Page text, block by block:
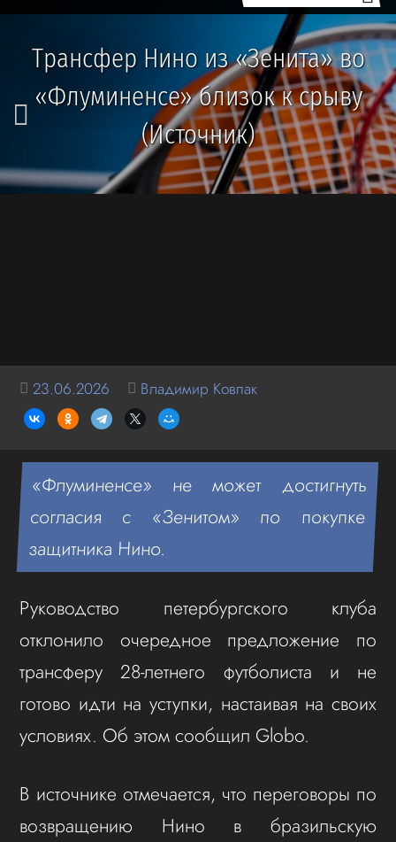
Трансфер Нино из «Зенита» во
«Флуминенсе» близок к срыву
(Источник)
23.06.2026 Владимир Ковпак
«Флуминенсе» не может достигнуть
согласия с «Зенитом» по покупке
защитника Нино.
Руководство петербургского клуба
отклонило очередное предложение по
трансферу 28-летнего футболиста и не
готово идти на уступки, настаивая на своих
условиях. Об этом сообщил Globo.
В источнике отмечается, что переговоры по
возвращению Нино в бразильскую